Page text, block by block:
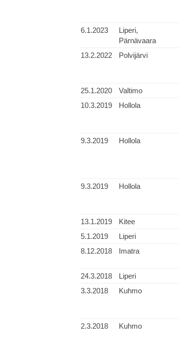
6.1.2023
Liperi,
Pärnävaara
13.2.2022 Polvijärvi
25.1.2020 Valtimo
10.3.2019
Hollola
9.3.2019 Hollola
9.3.2019 Hollola
13.1.2019 Kitee
5.1.2019
Liperi
8.12.2018
Imatra
24.3.2018
Liperi
3.3.2018
Kuhmo
2.3.2018 Kuhmo